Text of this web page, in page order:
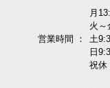
営業時間 ：
月
火～
土
日
祝休